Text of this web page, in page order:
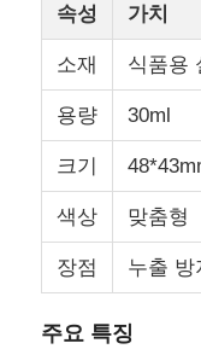
속성 가치
소재 식품용
용량 30ml
크기
색상 맞춤형
장점 누출 방
주요 특징